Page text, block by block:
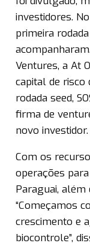
investidores.
primeira
Ventures, a At
capital de risco
rodada seed,
firma de
novo investidor.
Com os
operações
Paraguai,
“Começamos
crescimento e
biocontrole”,